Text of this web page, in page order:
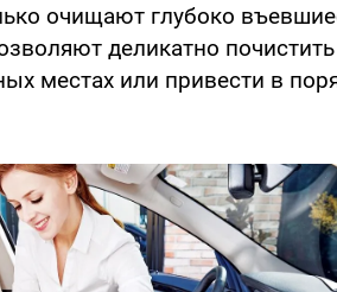
очищают глубоко
деликатно почистить
местах или привести в